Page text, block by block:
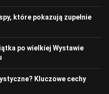
które pokazują zupełnie
po wielkiej Wystawie
Kluczowe cechy